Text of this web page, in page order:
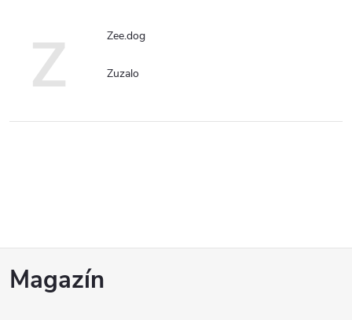
Z Zee.dog
Zuzalo
ZMagazín